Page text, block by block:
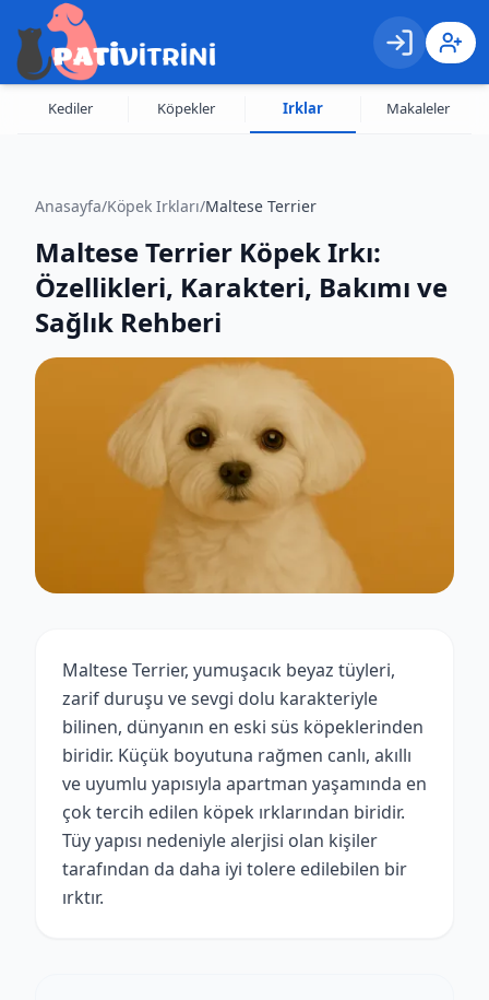
Giriş Kayıt
Kediler Köpekler Irklar Makaleler
Anasayfa/Köpek Irkları/Maltese Terrier
Maltese Terrier Köpek Irkı:
Özellikleri, Karakteri, Bakımı ve
Sağlık Rehberi
Maltese Terrier, yumuşacık beyaz tüyleri,
zarif duruşu ve sevgi dolu karakteriyle
bilinen, dünyanın en eski süs köpeklerinden
biridir. Küçük boyutuna rağmen canlı, akıllı
ve uyumlu yapısıyla apartman yaşamında en
çok tercih edilen köpek ırklarından biridir.
Tüy yapısı nedeniyle alerjisi olan kişiler
tarafından da daha iyi tolere edilebilen bir
ırktır.